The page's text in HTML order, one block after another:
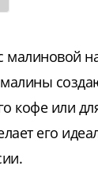
малиновой
кофе или
его